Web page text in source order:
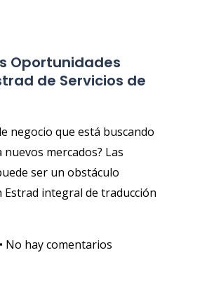
Oportunidades
de Servicios de
negocio que está buscando
mercados? Las
ser un obstáculo
integral de traducción
No hay comentarios